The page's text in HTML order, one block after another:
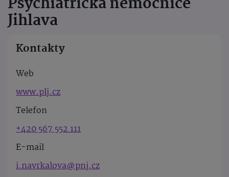
Jihlava
Kontakty
Web
www.plj.cz
Telefon
+420 567 552 111
E-mail
i.navrkalova@pnj.cz